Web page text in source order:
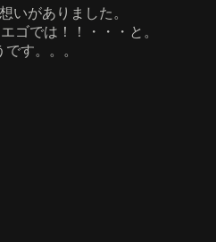
いがありました。
ゴでは！！・・・と。
す。。。